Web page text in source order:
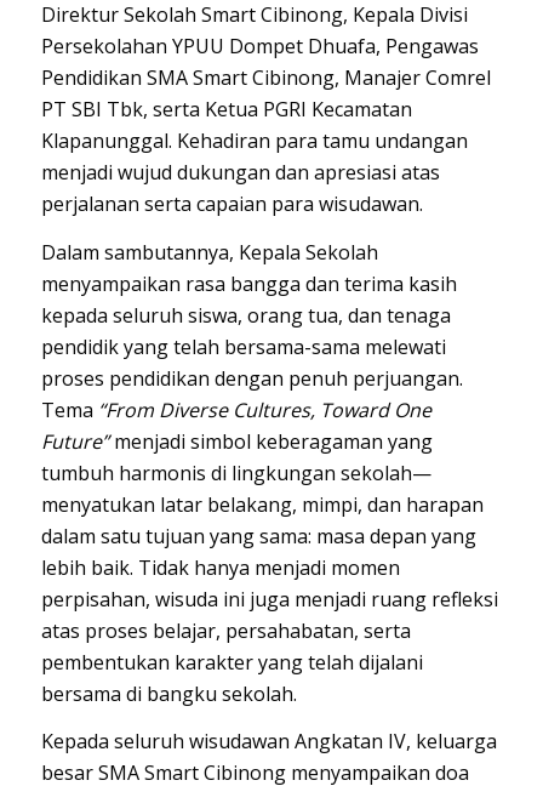
Direktur Sekolah Smart Cibinong, Kepala Divisi
Persekolahan YPUU Dompet Dhuafa, Pengawas
Pendidikan SMA Smart Cibinong, Manajer Comrel
PT SBI Tbk, serta Ketua PGRI Kecamatan
Klapanunggal. Kehadiran para tamu undangan
menjadi wujud dukungan dan apresiasi atas
perjalanan serta capaian para wisudawan.
Dalam sambutannya, Kepala Sekolah
menyampaikan rasa bangga dan terima kasih
kepada seluruh siswa, orang tua, dan tenaga
pendidik yang telah bersama-sama melewati
proses pendidikan dengan penuh perjuangan.
Tema “From Diverse Cultures, Toward One
Future”menjadi simbol keberagaman yang
tumbuh harmonis di lingkungan sekolah—
menyatukan latar belakang, mimpi, dan harapan
dalam satu tujuan yang sama: masa depan yang
lebih baik. Tidak hanya menjadi momen
perpisahan, wisuda ini juga menjadi ruang refleksi
atas proses belajar, persahabatan, serta
pembentukan karakter yang telah dijalani
bersama di bangku sekolah.
Kepada seluruh wisudawan Angkatan IV, keluarga
besar SMA Smart Cibinong menyampaikan doa